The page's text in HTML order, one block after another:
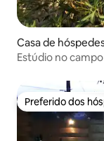
Casa de
Estúdio no campo
Preferido dos
Preferido dos